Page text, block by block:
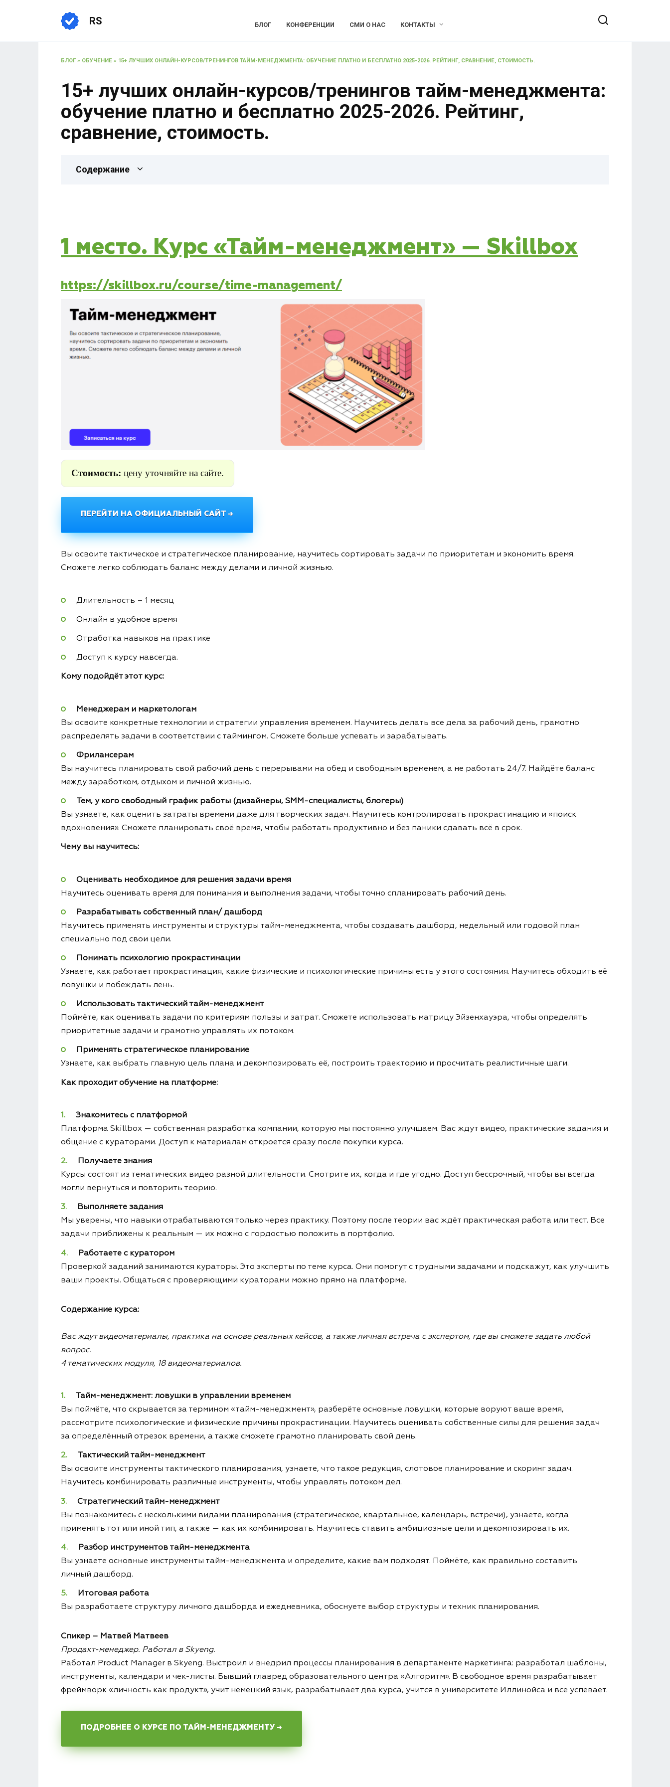
RS БЛОГ КОНФЕРЕНЦИИ СМИ О НАС КОНТАКТЫ
БЛОГ» ОБУЧЕНИЕ » 15+ ЛУЧШИХ ОНЛАЙН-КУРСОВ/ТРЕНИНГОВ ТАЙМ-МЕНЕДЖМЕНТА: ОБУЧЕНИЕ ПЛАТНО И БЕСПЛАТНО 2025-2026. РЕЙТИНГ, СРАВНЕНИЕ, СТОИМОСТЬ.
15+ лучших онлайн-курсов/тренингов тайм-менеджмента:
обучение платно и бесплатно 2025-2026. Рейтинг,
сравнение, стоимость.
Содержание
1 место. Курс «Тайм-менеджмент» — Skillbox
https://skillbox.ru/course/time-management/
Стоимость: цену уточняйте на сайте.
ПЕРЕЙТИ НА ОФИЦИАЛЬНЫЙ САЙТ →
Вы освоите тактическое и стратегическое планирование, научитесь сортировать задачи по приоритетам и экономить время.
Сможете легко соблюдать баланс между делами и личной жизнью.
Длительность – 1 месяц
Онлайн в удобное время
Отработка навыков на практике
Доступ к курсу навсегда.
Кому подойдёт этот курс:
Менеджерам и маркетологам
Вы освоите конкретные технологии и стратегии управления временем. Научитесь делать все дела за рабочий день, грамотно
распределять задачи в соответствии с таймингом. Сможете больше успевать и зарабатывать.
Фрилансерам
Вы научитесь планировать свой рабочий день с перерывами на обед и свободным временем, а не работать 24/7. Найдёте баланс
между заработком, отдыхом и личной жизнью.
Тем, у кого свободный график работы (дизайнеры, SMM-специалисты, блогеры)
Вы узнаете, как оценить затраты времени даже для творческих задач. Научитесь контролировать прокрастинацию и «поиск
вдохновения». Сможете планировать своё время, чтобы работать продуктивно и без паники сдавать всё в срок.
Чему вы научитесь:
Оценивать необходимое для решения задачи время
Научитесь оценивать время для понимания и выполнения задачи, чтобы точно спланировать рабочий день.
Разрабатывать собственный план/ дашборд
Научитесь применять инструменты и структуры тайм-менеджмента, чтобы создавать дашборд, недельный или годовой план
специально под свои цели.
Понимать психологию прокрастинации
Узнаете, как работает прокрастинация, какие физические и психологические причины есть у этого состояния. Научитесь обходить её
ловушки и побеждать лень.
Использовать тактический тайм-менеджмент
Поймёте, как оценивать задачи по критериям пользы и затрат. Сможете использовать матрицу Эйзенхауэра, чтобы определять
приоритетные задачи и грамотно управлять их потоком.
Применять стратегическое планирование
Узнаете, как выбрать главную цель плана и декомпозировать её, построить траекторию и просчитать реалистичные шаги.
Как проходит обучение на платформе:
Знакомитесь с платформой
Платформа Skillbox — собственная разработка компании, которую мы постоянно улучшаем. Вас ждут видео, практические задания и
общение с кураторами. Доступ к материалам откроется сразу после покупки курса.
Получаете знания
Курсы состоят из тематических видео разной длительности. Смотрите их, когда и где угодно. Доступ бессрочный, чтобы вы всегда
могли вернуться и повторить теорию.
Выполняете задания
Мы уверены, что навыки отрабатываются только через практику. Поэтому после теории вас ждёт практическая работа или тест. Все
задачи приближены к реальным — их можно с гордостью положить в портфолио.
Работаете с куратором
Проверкой заданий занимаются кураторы. Это эксперты по теме курса. Они помогут с трудными задачами и подскажут, как улучшить
ваши проекты. Общаться с проверяющими кураторами можно прямо на платформе.
Содержание курса:
Вас ждут видеоматериалы, практика на основе реальных кейсов, а также личная встреча с экспертом, где вы сможете задать любой
вопрос.
4 тематических модуля, 18 видеоматериалов.
Тайм-менеджмент: ловушки в управлении временем
Вы поймёте, что скрывается за термином «тайм-менеджмент», разберёте основные ловушки, которые воруют ваше время,
рассмотрите психологические и физические причины прокрастинации. Научитесь оценивать собственные силы для решения задач
за определённый отрезок времени, а также сможете грамотно планировать свой день.
Тактический тайм-менеджмент
Вы освоите инструменты тактического планирования, узнаете, что такое редукция, слотовое планирование и скоринг задач.
Научитесь комбинировать различные инструменты, чтобы управлять потоком дел.
Стратегический тайм-менеджмент
Вы познакомитесь с несколькими видами планирования (стратегическое, квартальное, календарь, встречи), узнаете, когда
применять тот или иной тип, а также — как их комбинировать. Научитесь ставить амбициозные цели и декомпозировать их.
Разбор инструментов тайм-менеджмента
Вы узнаете основные инструменты тайм-менеджмента и определите, какие вам подходят. Поймёте, как правильно составить
личный дашборд.
Итоговая работа
Вы разработаете структуру личного дашборда и ежедневника, обоснуете выбор структуры и техник планирования.
Спикер – Матвей Матвеев
Продакт-менеджер. Работал в Skyeng.
Работал Product Manager в Skyeng. Выстроил и внедрил процессы планирования в департаменте маркетинга: разработал шаблоны,
инструменты, календари и чек-листы. Бывший главред образовательного центра «Алгоритм». В свободное время разрабатывает
фреймворк «личность как продукт», учит немецкий язык, разрабатывает два курса, учится в университете Иллинойса и все успевает.
ПОДРОБНЕЕ О КУРСЕ ПО ТАЙМ-МЕНЕДЖМЕНТУ →